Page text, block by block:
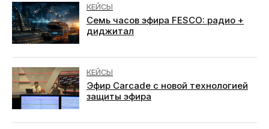
КЕЙСЫ
Семь часов эфира FESCO: радио +
диджитал
КЕЙСЫ
Эфир Carcade с новой технологией
защиты эфира